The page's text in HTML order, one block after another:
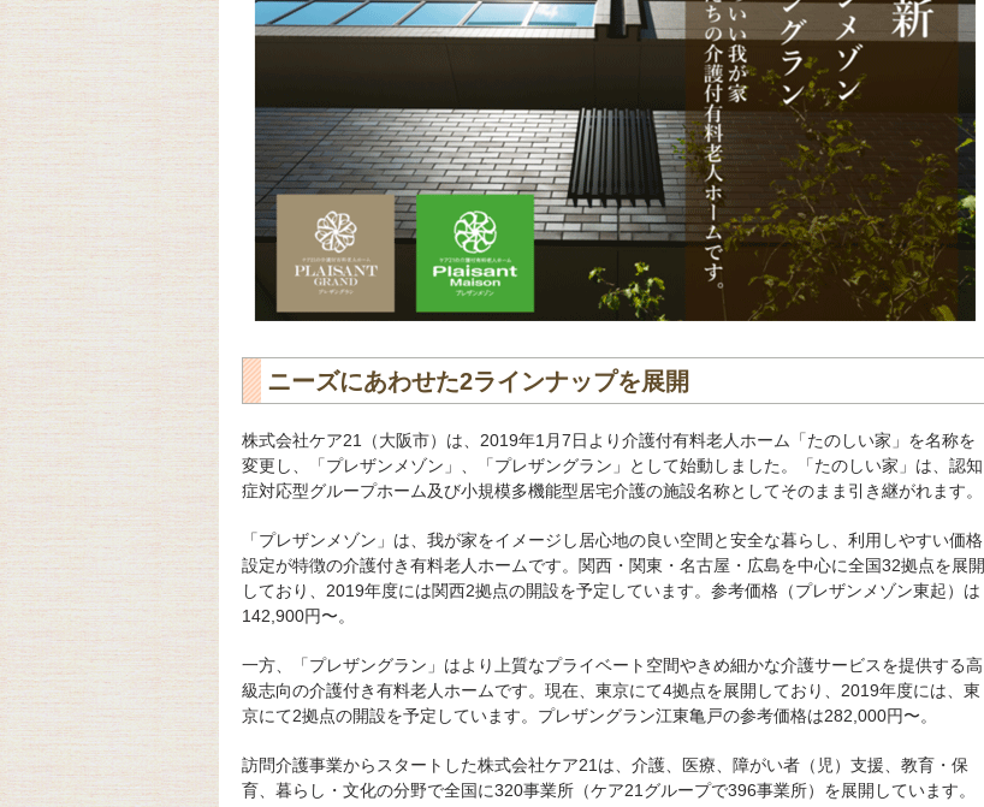
ニーズにあわせた2ラインナップを展開
株式会社ケア21（大阪市）は、2019年1月7日より介護付有料老人ホーム「たのしい家」を名称を
変更し、「プレザンメゾン」、「プレザングラン」として始動しました。「たのしい家」は、認知
症対応型グループホーム及び小規模多機能型居宅介護の施設名称としてそのまま引き継がれます。
「プレザンメゾン」は、我が家をイメージし居心地の良い空間と安全な暮らし、利用しやすい価格
設定が特徴の介護付き有料老人ホームです。関西・関東・名古屋・広島を中心に全国32拠点を展開
しており、2019年度には関西2拠点の開設を予定しています。参考価格（プレザンメゾン東起）は
142,900円〜。
一方、「プレザングラン」はより上質なプライベート空間やきめ細かな介護サービスを提供する高
級志向の介護付き有料老人ホームです。現在、東京にて4拠点を展開しており、2019年度には、東
京にて2拠点の開設を予定しています。プレザングラン江東亀戸の参考価格は282,000円〜。
訪問介護事業からスタートした株式会社ケア21は、介護、医療、障がい者（児）支援、教育・保
育、暮らし・文化の分野で全国に320事業所（ケア21グループで396事業所）を展開しています。